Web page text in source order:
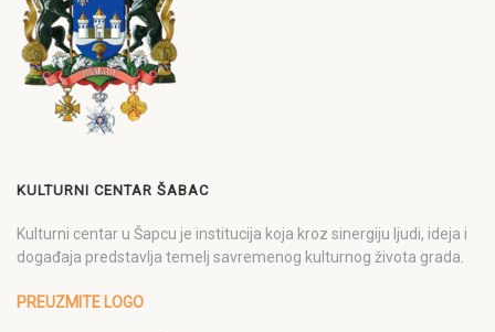
KULTURNI CENTAR ŠABAC
Kulturni centar u Šapcu je institucija koja kroz sinergiju ljudi, ideja i
događaja predstavlja temelj savremenog kulturnog života grada.
PREUZMITE LOGO